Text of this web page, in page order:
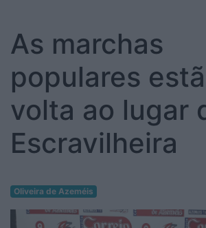
As marchas
populares
volta ao lugar
Escravilheira
Oliveira de Azeméis